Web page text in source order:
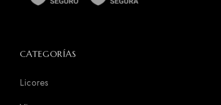
CATEGORÍAS
Licores